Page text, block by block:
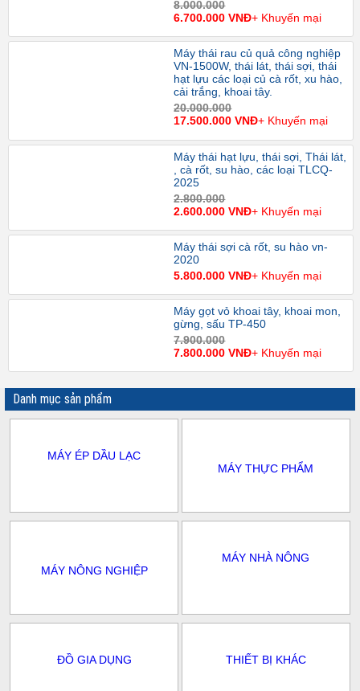
8.000.000
6.700.000 VNĐ+ Khuyến mại
Máy thái rau củ quả công nghiệp
VN-1500W, thái lát, thái sợi, thái
hạt lựu các loại củ cà rốt, xu hào,
cải trắng, khoai tây.
20.000.000
17.500.000 VNĐ+ Khuyến mại
Máy thái hạt lựu, thái sợi, Thái lát,
, cà rốt, su hào, các loại TLCQ-
2025
2.800.000
2.600.000 VNĐ+ Khuyến mại
Máy thái sợi cà rốt, su hào vn-
2020
5.800.000 VNĐ+ Khuyến mại
Máy gọt vỏ khoai tây, khoai mon,
gừng, sấu TP-450
7.900.000
7.800.000 VNĐ+ Khuyến mại
Danh mục sản phẩm
MÁY ÉP DẦU LẠC
MÁY THỰC PHẨM
MÁY NÔNG NGHIỆP
MÁY NHÀ NÔNG
ĐỒ GIA DỤNG THIẾT BỊ KHÁC